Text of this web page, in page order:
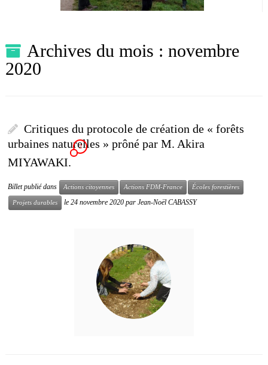
Archives du mois : novembre
2020
Critiques du protocole de création de « forêts
urbaines naturelles » prôné par M. Akira
MIYAWAKI.
2
Billet publié dans Actions citoyennes Actions FDM-France Écoles forestières
Projets durables le24 novembre 2020 parJean-Noël CABASSY